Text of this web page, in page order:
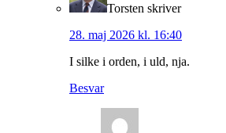
Torsten skriver
28. maj 2026 kl. 16:40
I silke i orden, i uld, nja.
Besvar